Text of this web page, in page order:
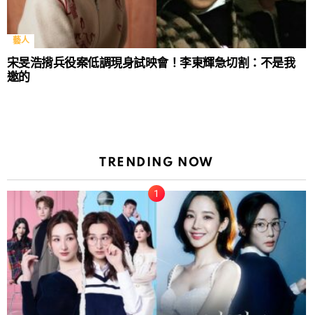
藝人
宋旻浩揹兵役案低調現身試映會！李東輝急切割：不是我
邀的
TRENDING NOW